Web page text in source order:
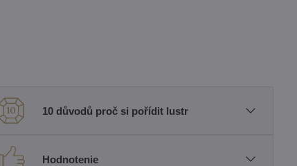
10 důvodů proč si pořídit lustr
Hodnotenie